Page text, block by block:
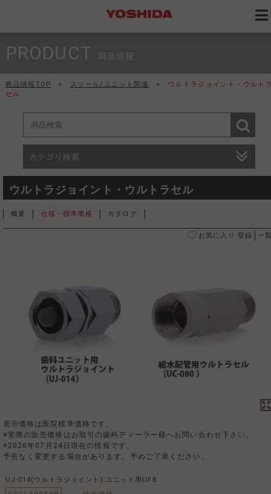
PRODUCT 商品情報
商品情報TOP > スツール/ユニット関連 >
ウルトラジョイント・ウルト
セル
カテゴリ検索
ウルトラジョイント・ウルトラセル
概要 仕様・標準価格 カタログ
お気に入り 登録 一
表示価格は医院標準価格です。
※実際の販売価格はお取引の歯科ディーラー様へお問い合わせ下さい。
※2026年07月24日現在の情報です。
予告なく変更する場合があります。予めご了承ください。
UJ-014(ウルトラジョイント) ユニット用UFB